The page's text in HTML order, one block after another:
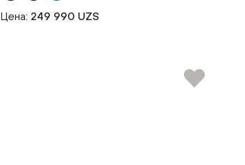
Цена: 249 990 UZS